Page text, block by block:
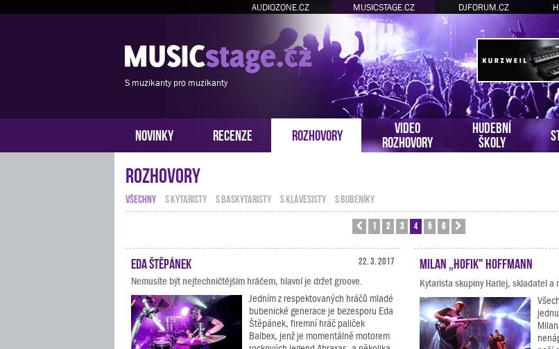
AUDIOZONE.CZ MUSICSTAGE.CZ DJFORUM.CZ
S muzikanty pro muzikanty
NOVINKY RECENZE ROZHOVORY
VIDEO
ROZHOVORY
HUDEBNÍ
ŠKOLY
Rozhovory
VŠECHNY S KYTARISTY S BASKYTARISTY S KLÁVESISTY S BUBENÍKY
Předchozí
1 2 3 4 5 6
22. 3. 2017
Eda Štěpánek
Nemusíte být nejtechničtějším hráčem, hlavní je držet groove.
Jedním z respektovaných hráčů mladé
bubenické generace je bezesporu Eda
Štěpánek, firemní hráč paliček
Balbex, jenž je momentálně motorem
Milan „Hofik" Hoffmann
Kytarista skupiny Harlej, skladatel a